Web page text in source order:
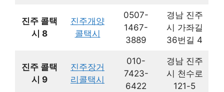
진주 콜택
시 8
진주개양
콜택시
0507-
1467-
3889
경남 진주
시 가좌길
36번길 4
진주 콜택
시 9
진주장거
리콜택시
010-
7423-
6422
경남 진주
시 천수로
121-5